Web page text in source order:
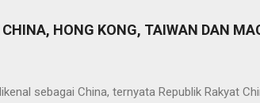
HONG KONG, TAIWAN DAN
sebagai China, ternyata Republik Rakyat